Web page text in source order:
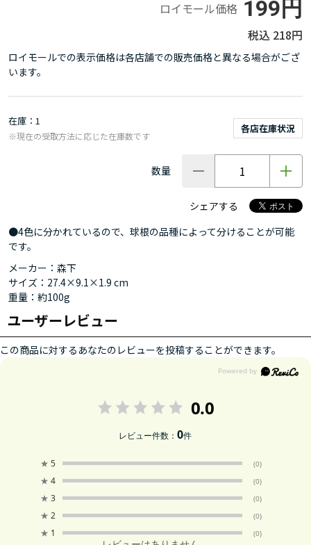
ロイモール価格 199円
218円
ロイモールでの表示価格は各店舗での販売価格と異なる場合がござ
います。
在庫 1
各店在庫状況
※現在の受取方法に応じた在庫数です
数量
シェアする
●4色に分かれているので、球根の品種によって分けることが可能
です。
メーカー：森下
サイズ：27.4×9.1×1.9 cm
重量：約100g
ユーザーレビュー
この商品に対するあなたのレビューを投稿することができます。
0.0
レビュー件数：0件
★ 5 (0)
★ 4 (0)
★ 3 (0)
★ 2 (0)
★ 1 (0)